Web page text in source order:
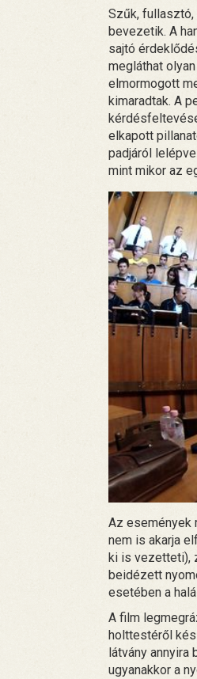
Szűk, fullasztó,
bevezetik. A
sajtó
megláthat
elmormogott
kimaradtak. A
elkapott
padjáról
mint mikor az
Az események
nem is akarja
ki is vezetteti),
beidézett
esetében a
A film
holttestéről
látvány annyira
ugyanakkor a